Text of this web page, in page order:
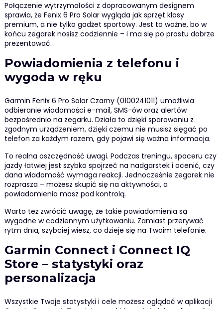
Połączenie wytrzymałości z dopracowanym designem
sprawia, że Fenix 6 Pro Solar wygląda jak sprzęt klasy
premium, a nie tylko gadżet sportowy. Jest to ważne, bo w
końcu zegarek nosisz codziennie – i ma się po prostu dobrze
prezentować.
Powiadomienia z telefonu i
wygoda w ręku
Garmin Fenix 6 Pro Solar Czarny (0100241011) umożliwia
odbieranie wiadomości e-mail, SMS-ów oraz alertów
bezpośrednio na zegarku. Działa to dzięki sparowaniu z
zgodnym urządzeniem, dzięki czemu nie musisz sięgać po
telefon za każdym razem, gdy pojawi się ważna informacja.
To realna oszczędność uwagi. Podczas treningu, spaceru czy
jazdy łatwiej jest szybko spojrzeć na nadgarstek i ocenić, czy
dana wiadomość wymaga reakcji. Jednocześnie zegarek nie
rozprasza – możesz skupić się na aktywności, a
powiadomienia masz pod kontrolą.
Warto też zwrócić uwagę, że takie powiadomienia są
wygodne w codziennym użytkowaniu. Zamiast przerywać
rytm dnia, szybciej wiesz, co dzieje się na Twoim telefonie.
Garmin Connect i Connect IQ
Store – statystyki oraz
personalizacja
Wszystkie Twoje statystyki i cele możesz oglądać w aplikacji